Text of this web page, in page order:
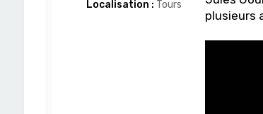
Localisation : Tours
plusieurs